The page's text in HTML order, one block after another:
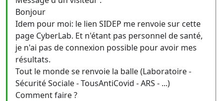
Bonjour
Idem pour moi: le lien SIDEP me renvoie sur cette
page CyberLab. Et n'étant pas personnel de santé,
je n'ai pas de connexion possible pour avoir mes
résultats.
Tout le monde se renvoie la balle (Laboratoire -
Sécurité Sociale - TousAntiCovid - ARS - ...)
Comment faire ?